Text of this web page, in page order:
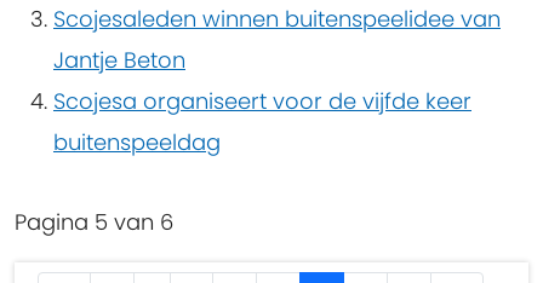
Scojesaleden winnen buitenspeelidee van
Jantje Beton
Scojesa organiseert voor de vijfde keer
buitenspeeldag
Pagina 5 van 6